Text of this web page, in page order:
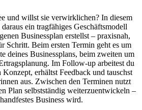
und willst sie verwirklichen? In diesem
ein tragfähiges Geschäftsmodell
Businessplan erstellst – praxisnah,
Schritt. Beim ersten Termin geht es um
deines Businessplans, beim zweiten um
Im Follow-up arbeitest du
Konzept, erhältst Feedback und tauschst
aus. Zwischen den Terminen nutzt
Plan selbstständig weiterzuentwickeln –
Business wird.